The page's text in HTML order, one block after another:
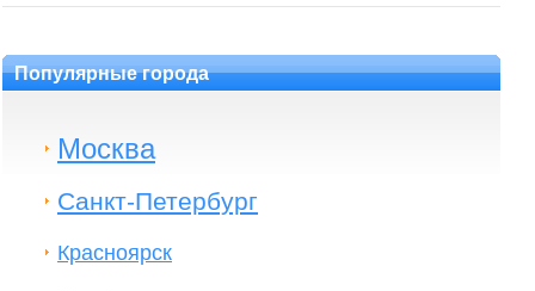
Популярные города
Москва
Санкт-Петербург
Красноярск